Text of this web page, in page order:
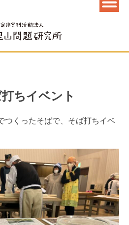
ちイベント
つくったそばで、そば打ちイベ